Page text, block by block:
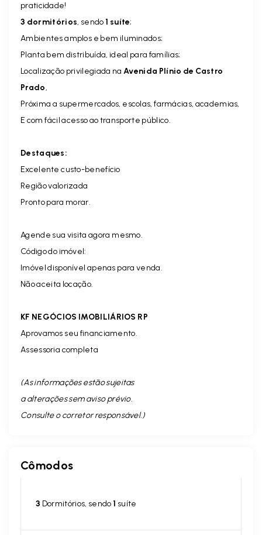
praticidade!
3 dormitórios, sendo1 suíte;
Ambientes amplos e bem iluminados;
Planta bem distribuída, ideal para famílias;
Localização privilegiada naAvenida Plínio de Castro
Prado,
Próxima a supermercados, escolas, farmácias, academias,
E com fácil acesso ao transporte público.
Destaques:
Excelente custo-benefício
Região valorizada
Pronto para morar.
Agende sua visita agora mesmo.
Código do imóvel:
Imóvel disponível apenas para venda.
Não aceita locação.
KF NEGÓCIOS IMOBILIÁRIOS RP
Aprovamos seu financiamento.
Assessoria completa
(As informações estão sujeitas
a alterações sem aviso prévio.
Consulte o corretor responsável. )
Cômodos
3 Dormitórios, sendo1 suíte